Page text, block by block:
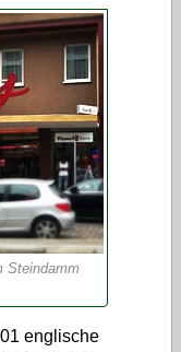
Steindamm
englische